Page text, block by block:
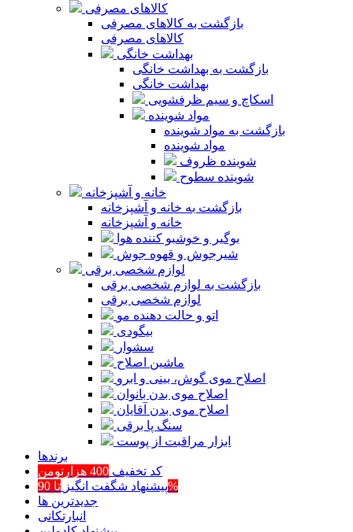
کالاهای مصرفی
بازگشت به کالاهای مصرفی
کالاهای مصرفی
بهداشت خانگی
بازگشت به بهداشت خانگی
بهداشت خانگی
اسکاچ و سیم ظرفشویی
مواد شوینده
بازگشت به مواد شوینده
مواد شوینده
شوینده ظروف
شوینده سطوح
خانه و آشپزخانه
بازگشت به خانه و آشپزخانه
خانه و آشپزخانه
بوگیر و خوشبو کننده هوا
شیرجوش و قهوه جوش
لوازم شخصی برقی
بازگشت به لوازم شخصی برقی
لوازم شخصی برقی
اتو و حالت دهنده مو
بیگودی
سشوار
ماشین اصلاح
اصلاح موی گوش، بینی و ابرو
اصلاح موی بدن بانوان
اصلاح موی بدن آقایان
سنگ پا برقی
ابزار مراقبت از پوست
برند‌ها
کد تخفیف 400 هزارتومن
پیشنهاد شگفت انگیزتا 90%
جدیدترین ها
انبارتکانی